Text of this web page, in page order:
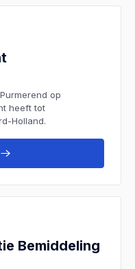
op
heeft tot
Holland.
Bemiddeling